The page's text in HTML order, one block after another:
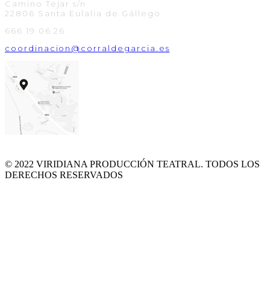
Camino Tejar s/n
22806 Santa Eulalia de Gállego
666 19 06 26
coordinacion@corraldegarcia.es
© 2022 VIRIDIANA PRODUCCIÓN TEATRAL. TODOS LOS
DERECHOS RESERVADOS